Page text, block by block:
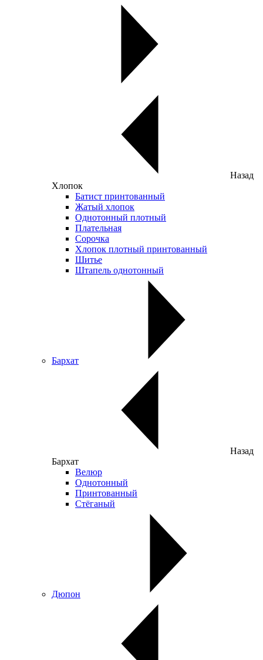
Назад
Хлопок
Батист принтованный
Жатый хлопок
Однотонный плотный
Плательная
Сорочка
Хлопок плотный принтованный
Шитье
Штапель однотонный
Бархат
Назад
Бархат
Велюр
Однотонный
Принтованный
Стёганый
Дюпон